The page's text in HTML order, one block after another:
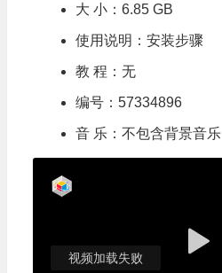
大 小：6.85 GB
使用说明：安装步骤
教 程：无
编号：57334896
音 乐：不包含背景音乐
视频加载失败